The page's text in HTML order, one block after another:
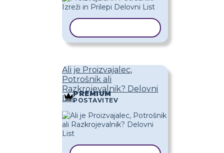
Ali je Proizvajalec,
Potrošnik ali
Razkrojevalnik? Delovni
List
PREMIUM
POSTAVITEV